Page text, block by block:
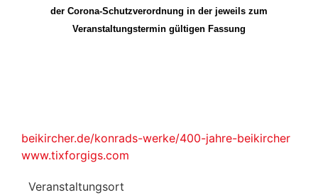
der Corona-Schutzverordnung in der jeweils zum
Veranstaltungstermin gültigen Fassung
beikircher.de/konrads-werke/400-jahre-beikircher
www.tixforgigs.com
Veranstaltungsort